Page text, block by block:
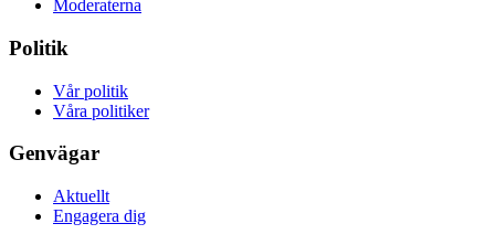
Moderaterna
Politik
Vår politik
Våra politiker
Genvägar
Aktuellt
Engagera dig